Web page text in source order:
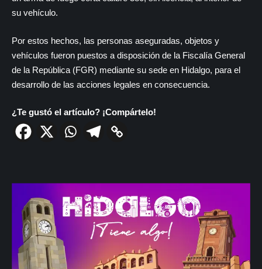
su vehículo.
Por estos hechos, las personas aseguradas, objetos y
vehículos fueron puestos a disposición de la Fiscalía General
de la República (FGR) mediante su sede en Hidalgo, para el
desarrollo de las acciones legales en consecuencia.
¿Te gustó el artículo? ¡Compártelo!